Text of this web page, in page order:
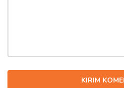
KIRIM